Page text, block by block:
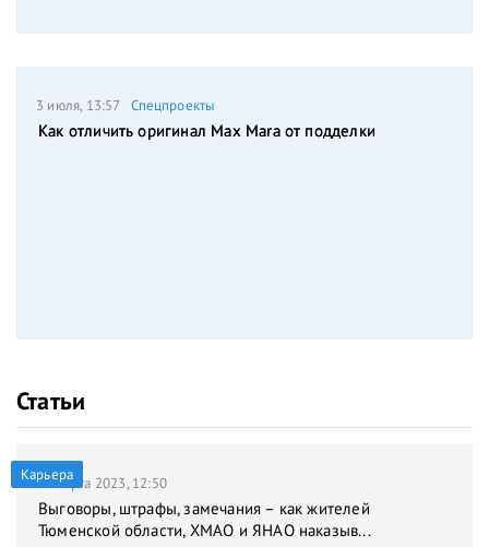
3 июля, 13:57 Спецпроекты
Как отличить оригинал Max Mara от подделки
Статьи
Карьера
31 марта 2023, 12:50
Выговоры, штрафы, замечания – как жителей
Тюменской области, ХМАО и ЯНАО наказыв...